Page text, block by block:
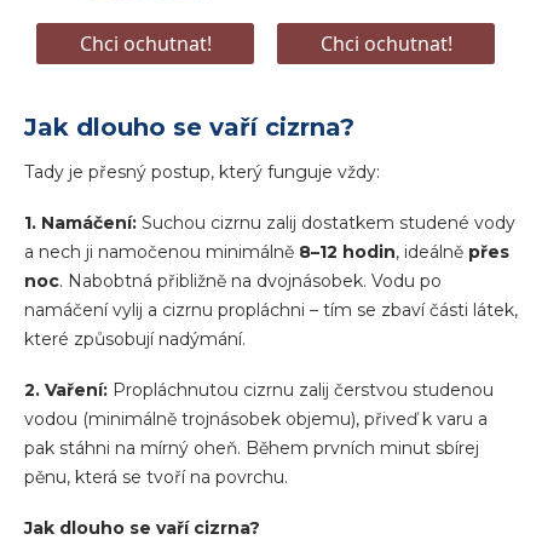
Jak dlouho se vaří cizrna?
Tady je přesný postup, který funguje vždy:
1. Namáčení: Suchou cizrnu zalij dostatkem studené vody
a nech ji namočenou minimálně 8–12 hodin, ideálně přes
noc. Nabobtná přibližně na dvojnásobek. Vodu po
namáčení vylij a cizrnu propláchni – tím se zbaví části látek,
které způsobují nadýmání.
2. Vaření: Propláchnutou cizrnu zalij čerstvou studenou
vodou (minimálně trojnásobek objemu), přiveď k varu a
pak stáhni na mírný oheň. Během prvních minut sbírej
pěnu, která se tvoří na povrchu.
Jak dlouho se vaří cizrna?